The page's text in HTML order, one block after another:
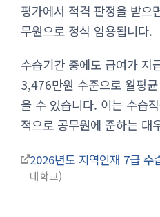
평가에서 적격 판정을 받으
무원으로 정식 임용됩니다.
수습기간 중에도 급여가 지
3,476만원 수준으로 월평
을 수 있습니다. 이는 수습
적으로 공무원에 준하는 대
2026년도 지역인재 7급 수
대학교